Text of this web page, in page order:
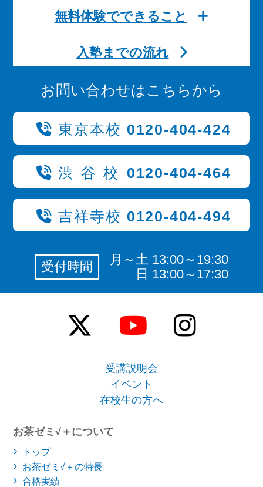
無料体験でできること
入塾までの流れ
お問い合わせはこちらから
東京本校 0120-404-424
渋谷校 0120-404-464
吉祥寺校 0120-404-494
受付時間
月～土 13:00～19:30
日 13:00～17:30
受講説明会
イベント
在校生の方へ
お茶ゼミ√＋について
トップ
お茶ゼミ√＋の特長
合格実績